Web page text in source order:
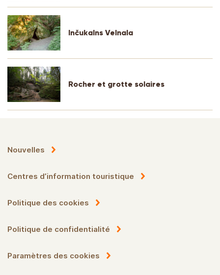
Inčukalns Velnala
Rocher et grotte solaires
Nouvelles
Centres d’information touristique
Politique des cookies
Politique de confidentialité
Paramètres des cookies